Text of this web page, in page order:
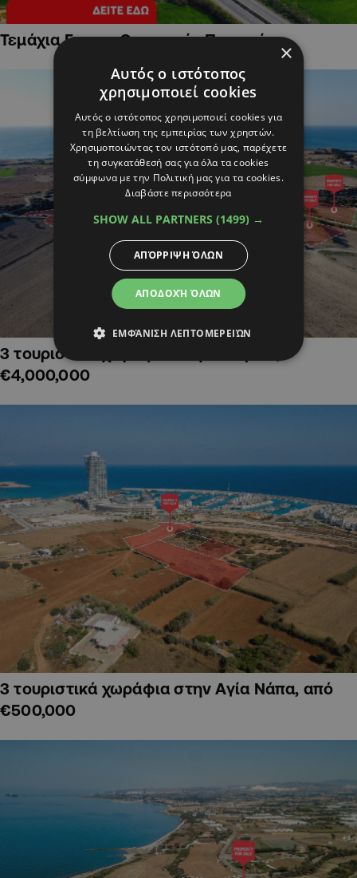
Τεμάχια Γης σε Οικιστικές Περιοχές
3 τουριστικά χωράφια στην Αλαμινό,
€4,000,000
3 τουριστικά χωράφια στην Αγία Νάπα, από
€500,000
×
Αυτός ο ιστότοπος
χρησιμοποιεί cookies
Αυτός ο ιστότοπος χρησιμοποιεί cookies για
τη βελτίωση της εμπειρίας των χρηστών.
Χρησιμοποιώντας τον ιστότοπό μας, παρέχετε
τη συγκατάθεσή σας για όλα τα cookies
σύμφωνα με την Πολιτική μας για τα cookies.
Διαβάστε περισσότερα
SHOW ALL PARTNERS (1499) →
ΑΠΟΔΟΧΉ ΌΛΩΝ
ΑΠΌΡΡΙΨΗ ΌΛΩΝ
ΕΜΦΆΝΙΣΗ ΛΕΠΤΟΜΕΡΕΙΏΝ